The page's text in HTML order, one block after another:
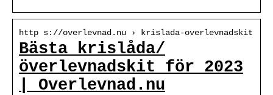
http s://overlevnad.nu › krislada-overlevnadskit
Bästa krislåda/
överlevnadskit för 2023
| Overlevnad.nu